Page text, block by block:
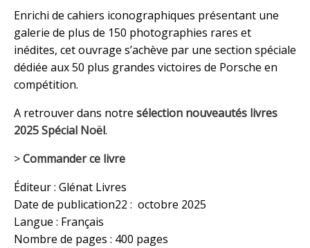
Enrichi de cahiers iconographiques présentant une
galerie de plus de 150 photographies rares et
inédites, cet ouvrage s’achève par une section spéciale
dédiée aux 50 plus grandes victoires de Porsche en
compétition.
A retrouver dans notre sélection nouveautés livres
2025 Spécial Noël.
>Commander ce livre
Éditeur‏ : Glénat Livres
Date de publication‏ : 22 octobre 2025
Langue ‏: ‎Français
Nombre de pages : 400 pages